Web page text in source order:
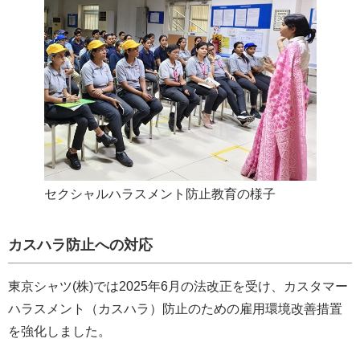
セクシャルハラスメント防止教育の様子
カスハラ防止への対応
東京シャツ(株)では2025年6月の法改正を受け、カスタマー
ハラスメント（カスハラ）防止のための雇用環境改善措置
を強化しました。